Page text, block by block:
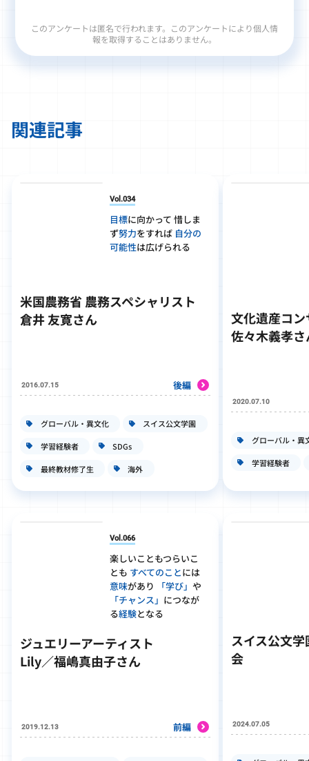
このアンケートは匿名で行われます。このアンケートにより個人情
報を取得することはありません。
関連記事
Vol.034
目標に向かって 惜しま
ず努力をすれば 自分の
可能性は広げられる
米国農務省 農務スペシャリスト
倉井 友寛さん
2016.07.15 後編
グローバル・異文化 スイス公文学園
学習経験者 SDGs
最終教材修了生 海外
Vol.066
楽しいこともつらいこ
とも すべてのことには
意味があり 「学び」 や
「チャンス」 につなが
る経験となる
ジュエリーアーティスト
Lily／福嶋真由子さん
2019.12.13 前編
文化遺産コ
佐々木義孝さ
2020.07.10
グローバル・異
学習経験者
スイス公文
会
2024.07.05